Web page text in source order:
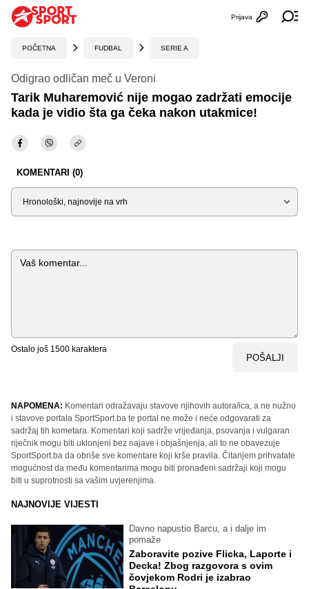
Otvori
Prijava
POČETNA FUDBAL SERIE A
Odigrao odličan meč u Veroni
Tarik Muharemović nije mogao zadržati emocije
kada je vidio šta ga čeka nakon utakmice!
KOMENTARI (0)
Sortiraj
Komentar
Ostalo još 1500 karaktera
POŠALJI
NAPOMENA: Komentari odražavaju stavove njihovih autora/ica, a ne nužno
i stavove portala SportSport.ba te portal ne može i neće odgovarati za
sadržaj tih kometara. Komentari koji sadrže vrijeđanja, psovanja i vulgaran
riječnik mogu biti uklonjeni bez najave i objašnjenja, ali to ne obavezuje
SportSport.ba da obriše sve komentare koji krše pravila. Čitanjem prihvatate
mogućnost da među komentarima mogu biti pronađeni sadržaji koji mogu
biti u suprotnosti sa vašim uvjerenjima.
NAJNOVIJE VIJESTI
Davno napustio Barcu, a i dalje im
pomaže
Zaboravite pozive Flicka, Laporte i
Decka! Zbog razgovora s ovim
čovjekom Rodri je izabrao